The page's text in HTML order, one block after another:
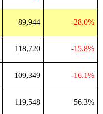
89,944 -28.0%
118,720 -15.8%
109,349 -16.1%
119,548 56.3%